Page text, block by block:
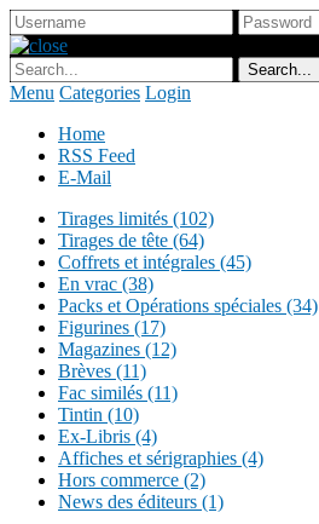
Menu Categories Login
Home
RSS Feed
E-Mail
Tirages limités (102)
Tirages de tête (64)
Coffrets et intégrales (45)
En vrac (38)
Packs et Opérations spéciales (34)
Figurines (17)
Magazines (12)
Brèves (11)
Fac similés (11)
Tintin (10)
Ex-Libris (4)
Affiches et sérigraphies (4)
Hors commerce (2)
News des éditeurs (1)